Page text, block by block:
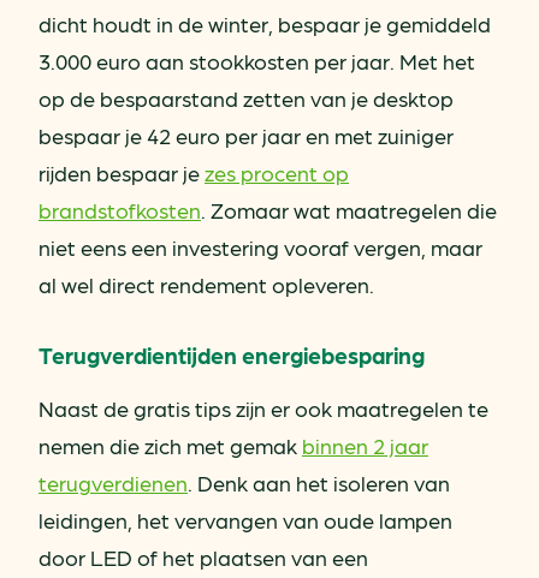
dicht houdt in de winter, bespaar je gemiddeld
3.000 euro aan stookkosten per jaar. Met het
op de bespaarstand zetten van je desktop
bespaar je 42 euro per jaar en met zuiniger
rijden bespaar jezes procent op
brandstofkosten . Zomaar wat maatregelen die
niet eens een investering vooraf vergen, maar
al wel direct rendement opleveren.
Terugverdientijden energiebesparing
Naast de gratis tips zijn er ook maatregelen te
nemen die zich met gemak binnen 2 jaar
terugverdienen . Denk aan het isoleren van
leidingen, het vervangen van oude lampen
door LED of het plaatsen van een